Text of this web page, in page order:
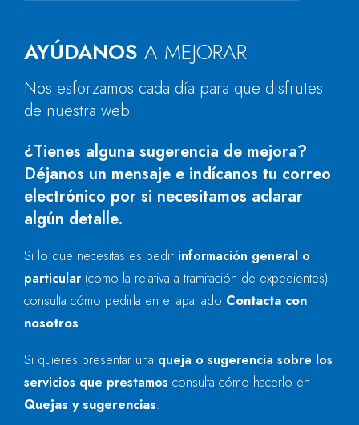
AYÚDANOS A MEJORAR
Nos esforzamos cada día para que disfrutes
de nuestra web.
¿Tienes alguna sugerencia de mejora?
Déjanos un mensaje e indícanos tu correo
electrónico por si necesitamos aclarar
algún detalle.
Si lo que necesitas es pedir información general o
particular (como la relativa a tramitación de expedientes)
consulta cómo pedirla en el apartado Contacta con
nosotros.
Si quieres presentar una queja o sugerencia sobre los
servicios que prestamos consulta cómo hacerlo en
Quejas y sugerencias.